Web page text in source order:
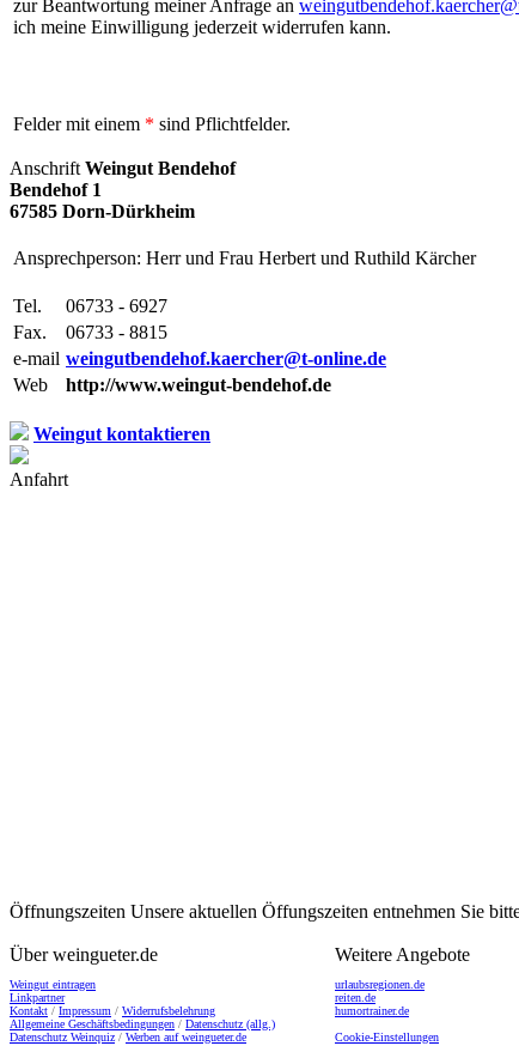
zur Beantwortung meiner Anfrage an
ich meine Einwilligung jederzeit widerrufen kann.
Felder mit einem * sind Pflichtfelder.
Anschrift Weingut Bendehof
Bendehof 1
67585 Dorn-Dürkheim
Ansprechperson: Herr und Frau Herbert und Ruthild Kärcher
Tel.
06733 - 6927
Fax.
06733 - 8815
e-mail weingutbendehof.kaercher@t-online.de
Web
http://www.weingut-bendehof.de
Weingut kontaktieren
Anfahrt
Öffnungszeiten Unsere aktuellen Öffungszeiten entnehmen Sie
Über weingueter.de
Weingut eintragen
Linkpartner
Kontakt / Impressum / Widerrufsbelehrung
Allgemeine Geschäftsbedingungen / Datenschutz (allg.)
Datenschutz Weinquiz / Werben auf weingueter.de
Weitere Angebote
urlaubsregionen.de
reiten.de
humortrainer.de
Cookie-Einstellungen